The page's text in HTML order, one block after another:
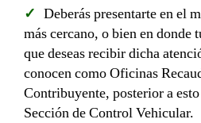
Deberás presentarte en el
más cercano, o bien en donde
que deseas recibir dicha
conocen como Oficinas
Contribuyente, posterior a
Sección de Control Vehicular.